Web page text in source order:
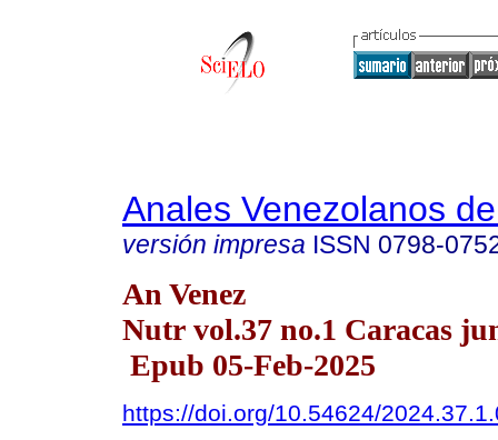
Anales Venezolanos
versión impresa ISSN 0798-
An Venez
Nutr vol.37 no.1 Caracas
Epub 05-Feb-2025
https://doi.org/10.54624/